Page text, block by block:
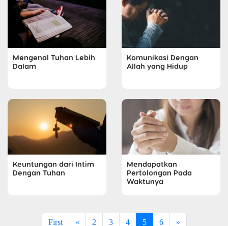
Mengenal Tuhan Lebih
Dalam
Komunikasi Dengan
Allah yang Hidup
Keuntungan dari Intim
Dengan Tuhan
Mendapatkan
Pertolongan Pada
Waktunya
First « 2 3 4 5 6 »